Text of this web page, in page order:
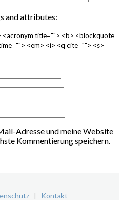
and attributes:
title=""> <b> <blockquote
<em> <i> <q cite=""> <s>
Adresse und meine Website
Kommentierung speichern.
| Kontakt